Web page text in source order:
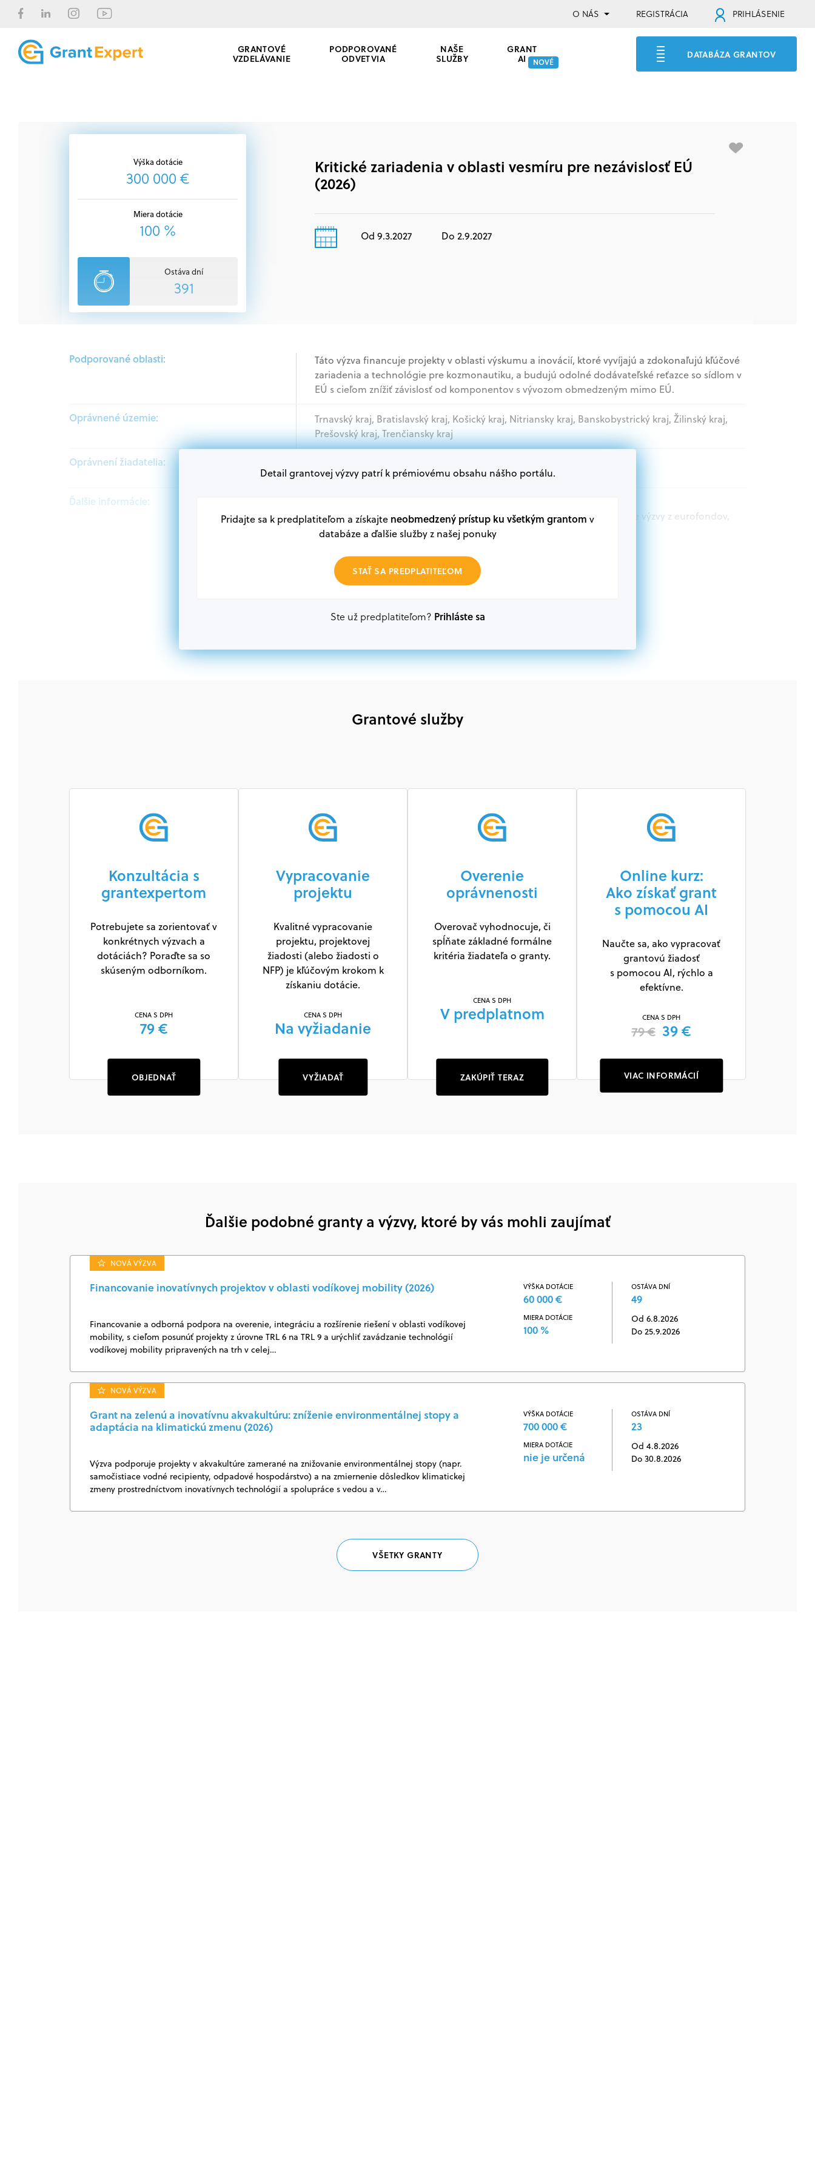
O NÁS REGISTRÁCIA PRIHLÁSENIE
GRANTOVÉ
VZDELÁVANIE
PODPOROVANÉ
ODVETVIA
NAŠE
SLUŽBY
GRANT
AI NOVÉ
DATABÁZA GRANTOV
Výška dotácie
300 000 €
Miera dotácie
100 %
Ostáva dní
391
Kritické zariadenia v oblasti vesmíru pre nezávislosť EÚ
(2026)
Od 9.3.2027 Do 2.9.2027
Podporované oblasti:
Táto výzva financuje projekty v oblasti výskumu a inovácií, ktoré vyvíjajú a zdokonaľujú kľúčové
zariadenia a technológie pre kozmonautiku, a budujú odolné dodávateľské reťazce so sídlom v
EÚ s cieľom znížiť závislosť od komponentov s vývozom obmedzeným mimo EÚ.
Oprávnené územie:
Trnavský kraj, Bratislavský kraj, Košický kraj, Nitriansky kraj, Banskobystrický kraj, Žilinský kraj,
Prešovský kraj, Trenčiansky kraj
Oprávnení žiadatelia:
Akademický sektor, Podnikatelia, Samospráva, Mimovládne organizácie
Ďalšie informácie:
V databáze grantov a dotácií na portáli Grantexpert.sk nájdete aktuálne výzvy z eurofondov,
plánu obnovy a ďalších zdrojov.
Oprávnení partneri:
Akákoľvek právnická osoba, t. j. verejný alebo súkromný subjekt, komerčný alebo nekomerčný,
ako aj mimovládne organizácie zriadené ako právnická osoba v Nórsku alebo na Slovensku,
prispievajúca k implementácii projektu
Detail grantovej výzvy patrí k prémiovému obsahu nášho portálu.
Pridajte sa k predplatiteľom a získajte neobmedzený prístup ku všetkým grantom v
databáze a ďalšie služby z našej ponuky
STAŤ SA PREDPLATITEĽOM
Ste už predplatiteľom? Prihláste sa
Grantové služby
Konzultácia s
grantexpertom
Potrebujete sa zorientovať v
konkrétnych výzvach a
dotáciách? Poraďte sa so
skúseným odborníkom.
CENA S DPH
79 €
OBJEDNAŤ
Vypracovanie
projektu
Kvalitné vypracovanie
projektu, projektovej
žiadosti (alebo žiadosti o
NFP) je kľúčovým krokom k
získaniu dotácie.
CENA S DPH
Na vyžiadanie
VYŽIADAŤ
Overenie
oprávnenosti
Overovač vyhodnocuje, či
spĺňate základné formálne
kritéria žiadateľa o granty.
CENA S DPH
V predplatnom
ZAKÚPIŤ TERAZ
Online kurz:
Ako získať grant
s pomocou AI
Naučte sa, ako vypracovať
grantovú žiadosť
s pomocou AI, rýchlo a
efektívne.
CENA S DPH
79 € 39 €
VIAC INFORMÁCIÍ
Ďalšie podobné granty a výzvy, ktoré by vás mohli zaujímať
NOVÁ VÝZVA
Financovanie inovatívnych projektov v oblasti vodíkovej mobility (2026)
Financovanie a odborná podpora na overenie, integráciu a rozšírenie riešení v oblasti vodíkovej
mobility, s cieľom posunúť projekty z úrovne TRL 6 na TRL 9 a urýchliť zavádzanie technológií
vodíkovej mobility pripravených na trh v celej…
VÝŠKA DOTÁCIE
60 000 €
MIERA DOTÁCIE
100 %
OSTÁVA DNÍ
49
Od 6.8.2026
Do 25.9.2026
NOVÁ VÝZVA
Grant na zelenú a inovatívnu akvakultúru: zníženie environmentálnej stopy a
adaptácia na klimatickú zmenu (2026)
Výzva podporuje projekty v akvakultúre zamerané na znižovanie environmentálnej stopy (napr.
samočistiace vodné recipienty, odpadové hospodárstvo) a na zmiernenie dôsledkov klimatickej
zmeny prostredníctvom inovatívnych technológií a spolupráce s vedou a v…
VÝŠKA DOTÁCIE
700 000 €
MIERA DOTÁCIE
nie je určená
OSTÁVA DNÍ
23
Od 4.8.2026
Do 30.8.2026
VŠETKY GRANTY